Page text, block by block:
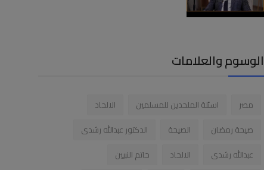
الوسوم والعلامات
مصر اسئلة الملحدين للمسلمين
الالحاد
صيحة رمضان
الصيحة
الدكتور عبدالله رشدى
عبدالله رشدى
الالحاد
خاتم النبيين